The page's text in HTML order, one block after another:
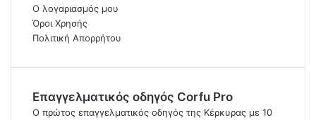
Ο λογαριασμός μου
Όροι Χρησής
Πολιτική Απορρήτου
Επαγγελματικός οδηγός Corfu Pro
Ο πρώτος επαγγελματικός οδηγός της Κέρκυρας με 10